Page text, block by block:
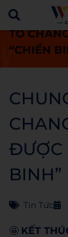
Trang chủ
TO
“CHIẾN
ĐƯỢC
Tin Tức
🤩 KẾT